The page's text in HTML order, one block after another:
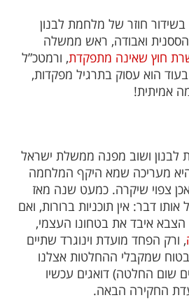
חוזר של מלחמת לבנון
ואבודה, ראש ממשלה
חוץ שאינה מתפקדת, ורמטכ”ל
הוא עסוק בתרגיל מפקדות,
אמיתית!
ושוב מפנה ממשלת ישראל
מעריכה שמא היקף המלחמה
צפוי שיקרה. כמעט שנה מאז
דבר: אין תוכניות ברורות, ואם
איבד את בטחונו העצמי,
, ורק הפחד מועדת וינוגרד שתיים
שמקבלי ההחלטות אצלנו
שום החלטה) דואגים עכשיו
החקירה הבאה.